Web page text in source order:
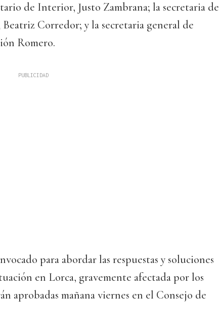
de Interior, Justo Zambrana; la secretaria de
Corredor; y la secretaria general de
Romero.
para abordar las respuestas y soluciones
en Lorca, gravemente afectada por los
aprobadas mañana viernes en el Consejo de